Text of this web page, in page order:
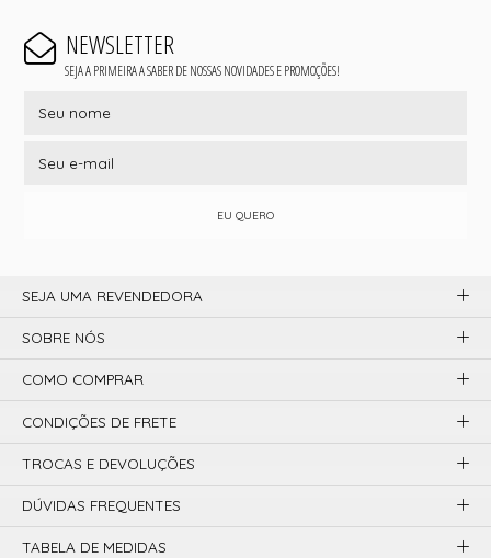
NEWSLETTER
SEJA A PRIMEIRA A SABER DE NOSSAS NOVIDADES E PROMOÇÕES!
EU QUERO
SEJA UMA REVENDEDORA
SOBRE NÓS
COMO COMPRAR
CONDIÇÕES DE FRETE
TROCAS E DEVOLUÇÕES
DÚVIDAS FREQUENTES
TABELA DE MEDIDAS